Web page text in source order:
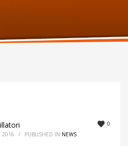
0
2016 / PUBLISHED IN NEWS